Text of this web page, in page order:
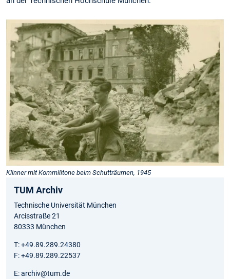
Klinner mit Kommilitone beim Schutträumen, 1945
TUM Archiv
Technische Universität München
Arcisstraße 21
80333 München
T: +49.89.289.24380
F: +49.89.289.22537
E: archiv@tum.de